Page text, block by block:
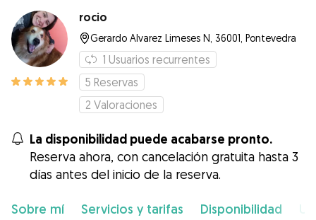
rocio
Gerardo Alvarez Limeses N, 36001, Pontevedra
1 Usuarios recurrentes
5 Reservas
2 Valoraciones
La disponibilidad puede acabarse pronto.
Reserva ahora, con cancelación gratuita hasta 3
días antes del inicio de la reserva.
Sobre mí Servicios y tarifas Disponibilidad